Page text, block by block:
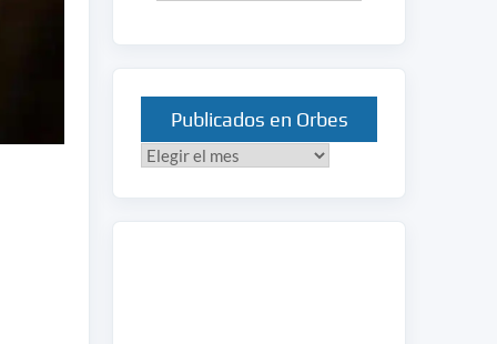
Publicados en Orbes
Publicados